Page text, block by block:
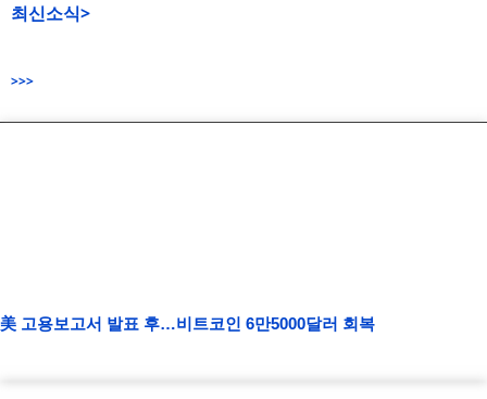
최신소식>
>>>
美 고용보고서 발표 후…비트코인 6만5000달러 회복